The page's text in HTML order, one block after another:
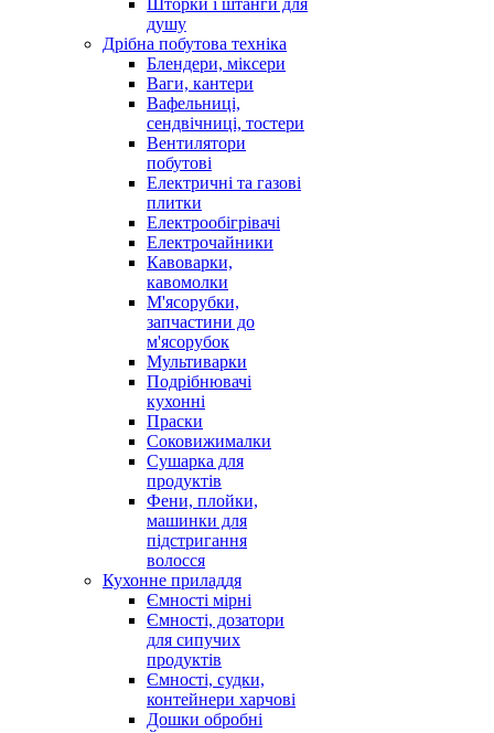
Шторки і штанги для
душу
Дрібна побутова техніка
Блендери, міксери
Ваги, кантери
Вафельниці,
сендвічниці, тостери
Вентилятори
побутові
Електричні та газові
плитки
Електрообігрівачі
Електрочайники
Кавоварки,
кавомолки
М'ясорубки,
запчастини до
м'ясорубок
Мультиварки
Подрібнювачі
кухонні
Праски
Соковижималки
Сушарка для
продуктів
Фени, плойки,
машинки для
підстригання
волосся
Кухонне приладдя
Ємності мірні
Ємності, дозатори
для сипучих
продуктів
Ємності, судки,
контейнери харчові
Дошки обробні